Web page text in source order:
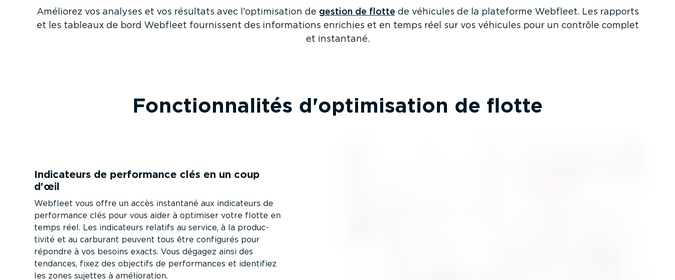
Améliorez vos analyses et vos résultats avec l'optimi­sation de gestion de flotte de véhicules de la plateforme Webfleet. Les rapports
et les tableaux de bord Webfleet fournissent des infor­ma­tions enrichies et en temps réel sur vos véhicules pour un contrôle complet
et instantané.
Fonction­na­lités d'optimi­sation de flotte
Indicateurs de performance clés en un coup
d'œil
Webfleet vous offre un accès instantané aux indicateurs de
performance clés pour vous aider à optimiser votre flotte en
temps réel. Les indicateurs relatifs au service, à la produc­
tivité et au carburant peuvent tous être configurés pour
répondre à vos besoins exacts. Vous dégagez ainsi des
tendances, fixez des objectifs de perfor­mances et identifiez
les zones sujettes à amélio­ration.